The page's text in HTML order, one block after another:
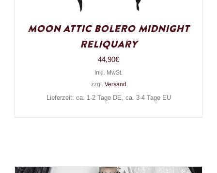
Moon Attic Bolero Midnight
Reliquary
44,90€
Inkl. MwSt.
zzgl. Versand
Lieferzeit: ca. 1-2 Tage DE, ca. 3-4 Tage EU